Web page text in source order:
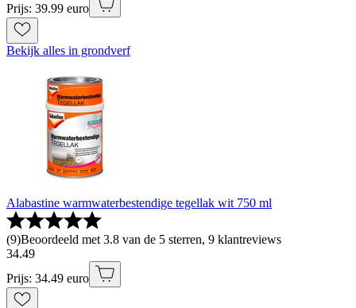
Prijs: 39.99 euro
Bekijk alles in grondverf
Alabastine warmwaterbestendige tegellak wit 750 ml
(9)Beoordeeld met 3.8 van de 5 sterren, 9 klantreviews
34.49
Prijs: 34.49 euro